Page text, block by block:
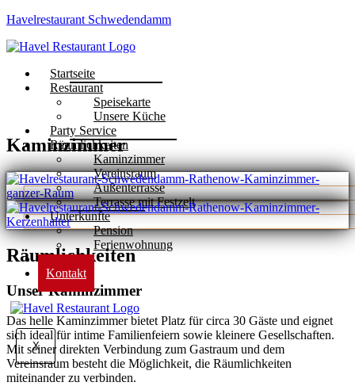
Havelrestaurant Schwedendamm
Startseite
Restaurant
Speisekarte
Unsere Küche
Party Service
Räumlichkeiten
Kaminzimmer
Vereinsraum
Außenterrasse
Terrasse mit Festzelt
Unterkünfte
Pension
Ferienwohnung
Qualität
Kontakt
X
Kaminzimmer
Räumlichkeiten
Unser Kaminzimmer
Das helle Kaminzimmer bietet Platz für circa 30 Gäste und eignet
sich ideal für intime Familienfeiern sowie kleinere Gesellschaften.
Mit seiner direkten Verbindung zum Gastraum und dem
Vereinsraum besteht die Möglichkeit, die Räumlichkeiten
miteinander zu verbinden.